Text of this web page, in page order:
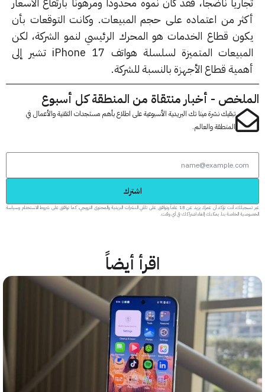
من اعتماده على حجم المبيعات. وكانت التوقعات بأن
قطاع الخدمات هو المحرك الرئيسي لنمو الشركة، لكن
المبيعات المتميزة لسلسلة هواتف iPhone 17 تشير إلى
قطاع الأجهزة بالنسبة للشركة.
- أخبار منتقاة من المنطقة كل أسبوع
تبقيك نشرة مينا تك البريدية الأسبوعية على اطلاع بأهم مستجدات التقنية والأعمال في
المنطقة والعالم.
عبر تسجيلك، أنت تؤكد أن عمرك يزيد عن 18 عاماً وتوافق على تلقي النشرات البريدية والمحتوى الترويجي، كما توافق على شروط الاستخدام وسياسة
الخاصة بنا. يمكنك إلغاء اشتراكك في أي وقت.
اقرأ أيضاً